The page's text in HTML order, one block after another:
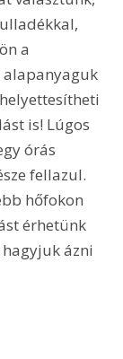
a
alapanyaguk
is! Lúgos
órás
fellazul.
hőfokon
érhetünk
ázni